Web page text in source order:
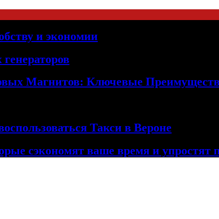
и экономии
Магнитов: Ключевые
Такси в Вероне
сэкономят ваше время и упростят